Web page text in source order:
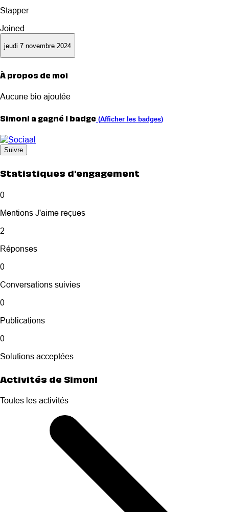
Stapper
Joined
jeudi 7 novembre 2024
À propos de moi
Aucune bio ajoutée
Simon1 a gagné 1 badge (Afficher les badges)
Suivre
Statistiques d'engagement
0
Mentions J'aime reçues
2
Réponses
0
Conversations suivies
0
Publications
0
Solutions acceptées
Activités de Simon1
Toutes les activités